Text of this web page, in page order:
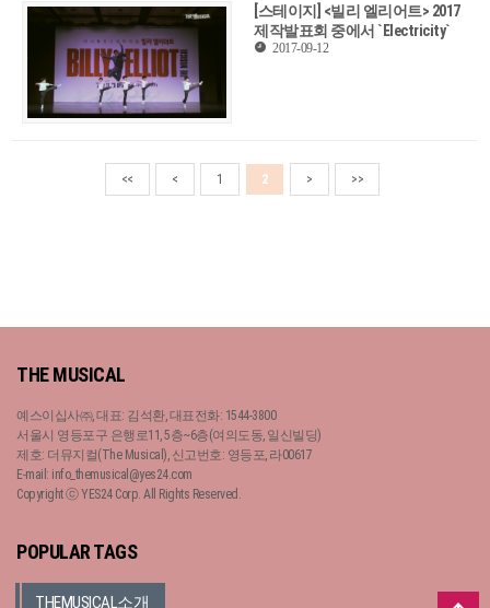
[스테이지] <빌리 엘리어트> 2017
제작발표회 중에서 `Electricity`
2017-09-12
<< < 1 2 > >>
THE MUSICAL
예스이십사㈜, 대표: 김석환, 대표전화: 1544-3800
서울시 영등포구 은행로11, 5층~6층(여의도동, 일신빌딩)
제호: 더뮤지컬(The Musical), 신고번호: 영등포, 라00617
E-mail: info_themusical@yes24.com
Copyright ⓒ YES24 Corp. All Rights Reserved.
POPULAR TAGS
THEMUSICAL소개